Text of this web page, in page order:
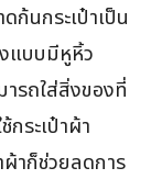
นกระเป๋าเป็น
แบบมีหูหิ้ว
รถใส่สิ่งของที่
ระเป๋าผ้า
ผ้าก็ช่วยลดการ